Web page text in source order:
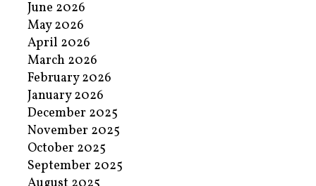
June 2026
May 2026
April 2026
March 2026
February 2026
January 2026
December 2025
November 2025
October 2025
September 2025